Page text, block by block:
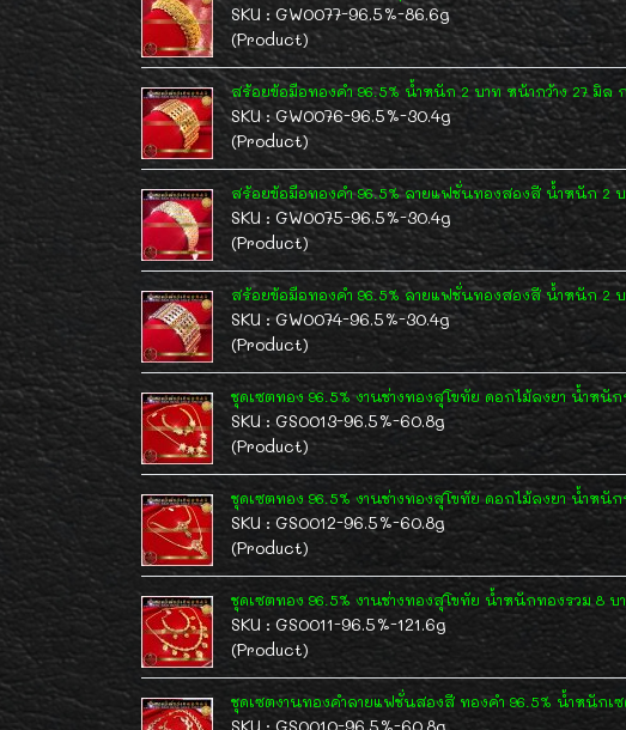
SKU : GW0077-96.5%-86.6g
(Product)
สร้อยข้อมือทองคำ 96.5% น้ำหนัก 2 บาท หน้ากว้าง 27 มิล
SKU : GW0076-96.5%-30.4g
(Product)
สร้อยข้อมือทองคำ 96.5% ลายแฟชั่นทองสองสี น้ำหนัก 2 บ
SKU : GW0075-96.5%-30.4g
(Product)
สร้อยข้อมือทองคำ 96.5% ลายแฟชั่นทองสองสี น้ำหนัก 2 บ
SKU : GW0074-96.5%-30.4g
(Product)
ชุดเซตทอง 96.5% งานช่างทองสุโขทัย ดอกไม้ลงยา น้ำหนั
SKU : GS0013-96.5%-60.8g
(Product)
ชุดเซตทอง 96.5% งานช่างทองสุโขทัย ดอกไม้ลงยา น้ำหนัก
SKU : GS0012-96.5%-60.8g
(Product)
ชุดเซตทอง 96.5% งานช่างทองสุโขทัย น้ำหนักทองรวม 8 บ
SKU : GS0011-96.5%-121.6g
(Product)
ชุดเซตงานทองคำลายแฟชั่นสองสี ทองคำ 96.5% น้ำหนักเ
SKU : GS0010-96.5%-60.8g